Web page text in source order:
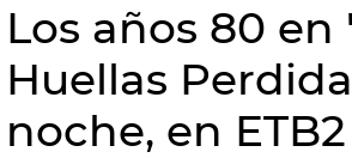
Los años 80 en
Huellas
noche, en ETB2